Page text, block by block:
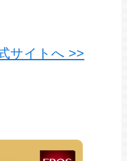
サイトへ >>